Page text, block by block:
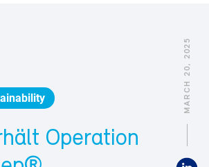
MARCH 20, 2025
Operation